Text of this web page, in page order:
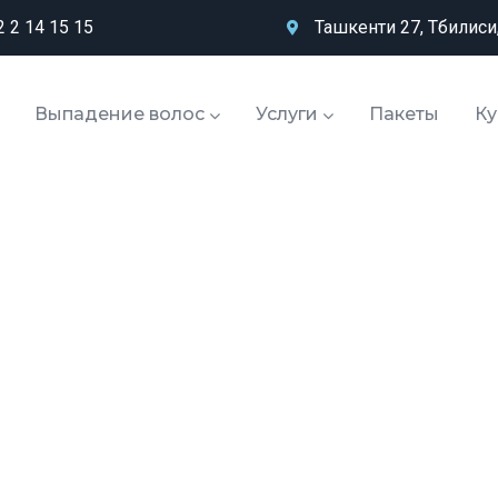
2 14 15 15 Ташкенти 27,
Выпадение волос Услуги Пакеты